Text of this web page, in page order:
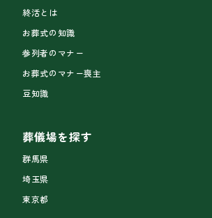
終活とは
お葬式の知識
参列者のマナー
お葬式のマナー喪主
豆知識
葬儀場を探す
群馬県
埼玉県
東京都